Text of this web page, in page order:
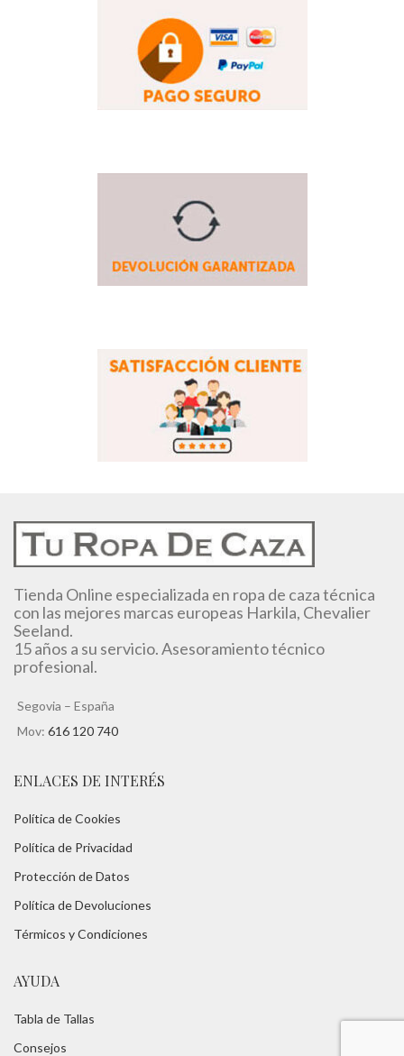
Tienda Online especializada en ropa de caza técnica
con las mejores marcas europeas Harkila, Chevalier
Seeland.
15 años a su servicio. Asesoramiento técnico
profesional.
Segovia – España
Mov: 616 120 740
ENLACES DE INTERÉS
Política de Cookies
Política de Privacidad
Protección de Datos
Política de Devoluciones
Térmicos y Condiciones
AYUDA
Tabla de Tallas
Consejos